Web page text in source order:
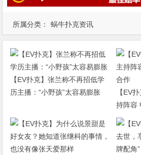
所属分类： 蜗牛扑克资讯
【EV扑克】张兰称不再招低学
历主播：“小野孩”太容易膨胀
【EV
持阵容
作